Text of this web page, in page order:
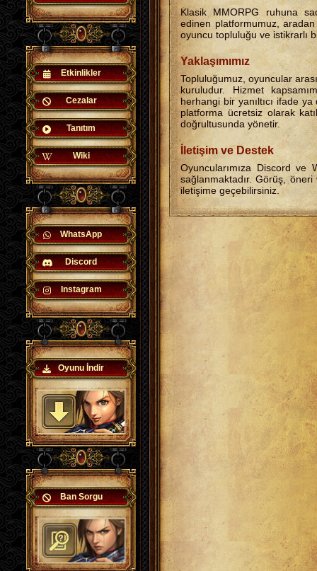
Etkinlikler
Cezalar
Tanıtım
Wiki
WhatsApp
Discord
Instagram
Oyunu İndir
Ban Sorgu
Klasik MMORPG ruhuna
edinen platformumuz,
oyuncu topluluğu ve istikrarlı
Yaklaşımımız
Topluluğumuz, oyuncular
kuruludur. Hizmet
herhangi bir yanıltıcı ifade
platforma ücretsiz olarak
doğrultusunda yönetir.
İletişim ve Destek
Oyuncularımıza Discord ve
sağlanmaktadır. Görüş,
iletişime geçebilirsiniz.